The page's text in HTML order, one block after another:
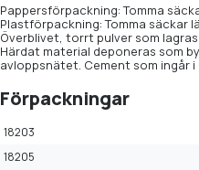
Pappersförpackning: Tomma
Plastförpackning: Tomma säckar
Överblivet, torrt pulver som
Härdat material deponeras som
avloppsnätet. Cement som ingår
Förpackningar
18203
18205